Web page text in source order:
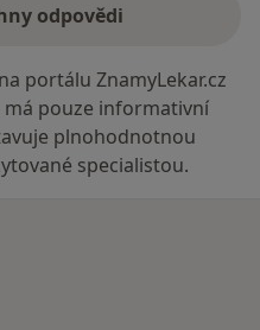
odpovědi
portálu ZnamyLekar.cz
má pouze informativní
plnohodnotnou
specialistou.